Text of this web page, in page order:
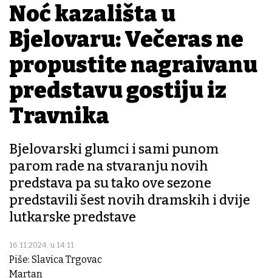
Noć kazališta u
Bjelovaru: Večeras ne
propustite nagrađivanu
predstavu gostiju iz
Travnika
Bjelovarski glumci i sami punom
parom rade na stvaranju novih
predstava pa su tako ove sezone
predstavili šest novih dramskih i dvije
lutkarske predstave
16.11.2024. u 14:11
Piše: Slavica Trgovac
Martan